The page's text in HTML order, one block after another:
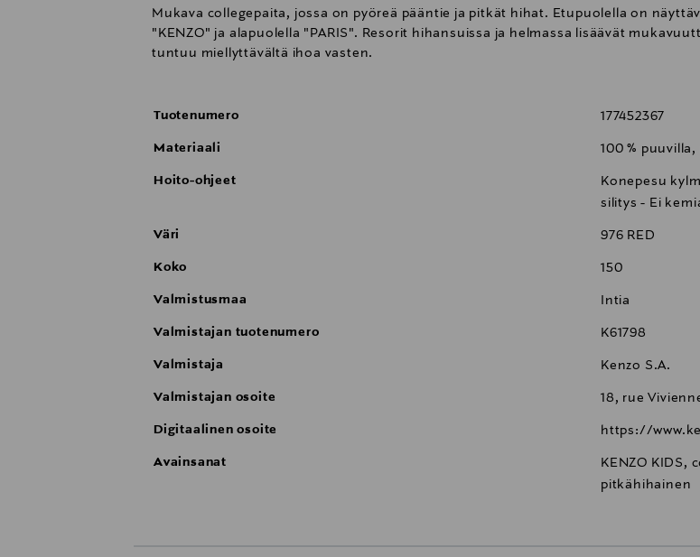
Mukava collegepaita, jossa on pyöreä pääntie ja pitkät hihat. Etupuolella on
"KENZO" ja alapuolella "PARIS". Resorit hihansuissa ja helmassa lisäävät
tuntuu miellyttävältä ihoa vasten.
Tuotenumero 177452367
Materiaali 100 %
Hoito-ohjeet
Konepesu
silitys - Ei
Väri 976 RED
Koko 150
Valmistusmaa Intia
Valmistajan tuotenumero K61798
Valmistaja Kenzo S.A.
Valmistajan osoite 18, rue
Digitaalinen osoite https://
Avainsanat
KENZO KIDS,
pitkähihainen